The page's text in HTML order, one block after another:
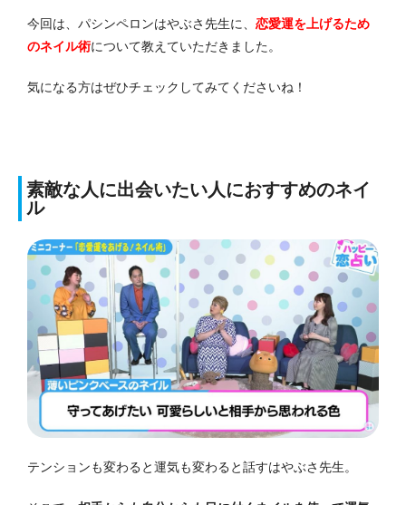
今回は、パシンペロンはやぶさ先生に、 恋愛運を上げるため
のネイル術について教えていただきました。
気になる方はぜひチェックしてみてくださいね！
素敵な人に出会いたい人におすすめのネイ
ル
テンションも変わると運気も変わると話すはやぶさ先生。